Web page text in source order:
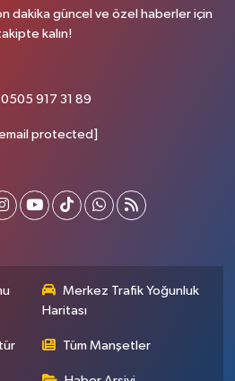
dakika güncel ve özel haberler için
kalın!
0505 917 31 89
protected]
Merkez Trafik Yoğunluk
Haritası
Tüm Manşetler